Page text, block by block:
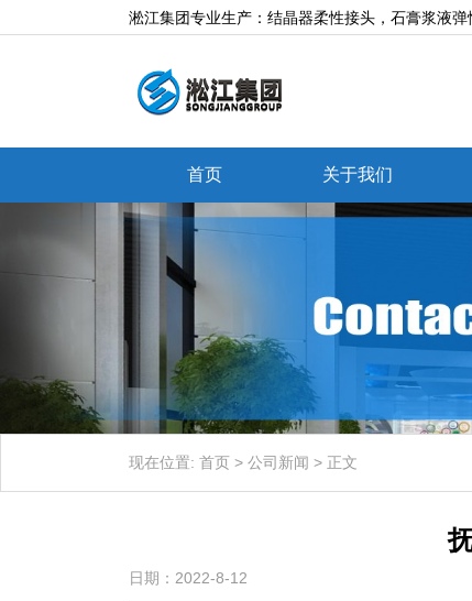
淞江集团专业生产：结晶器柔性接头，石膏浆液
首页 关于我们
现在位置: 首页 > 公司新闻 > 正文
日期：2022-8-12